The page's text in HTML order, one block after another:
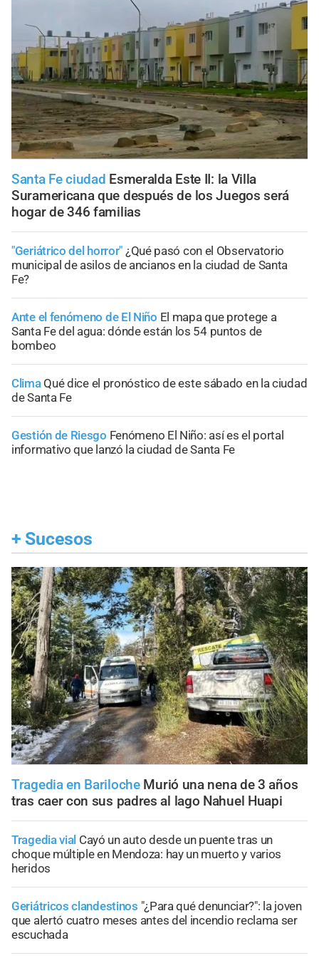
Santa Fe ciudad Esmeralda Este II: la Villa
Suramericana que después de los Juegos será
hogar de 346 familias
"Geriátrico del horror" ¿Qué pasó con el Observatorio
municipal de asilos de ancianos en la ciudad de Santa
Fe?
Ante el fenómeno de El Niño El mapa que protege a
Santa Fe del agua: dónde están los 54 puntos de
bombeo
Clima Qué dice el pronóstico de este sábado en la ciudad
de Santa Fe
Gestión de Riesgo Fenómeno El Niño: así es el portal
informativo que lanzó la ciudad de Santa Fe
+ Sucesos
Tragedia en Bariloche Murió una nena de 3 años
tras caer con sus padres al lago Nahuel Huapi
Tragedia vial Cayó un auto desde un puente tras un
choque múltiple en Mendoza: hay un muerto y varios
heridos
Geriátricos clandestinos "¿Para qué denunciar?": la joven
que alertó cuatro meses antes del incendio reclama ser
escuchada